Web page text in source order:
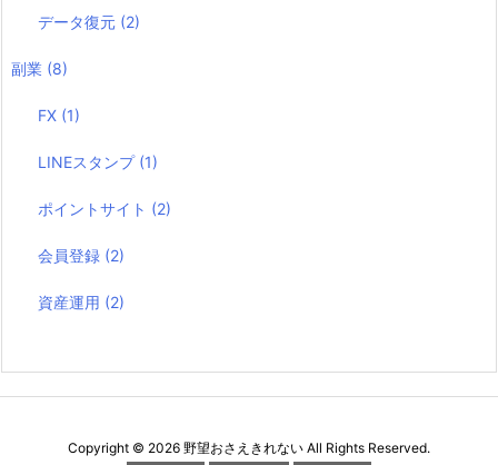
データ復元 (2)
副業 (8)
FX (1)
LINEスタンプ (1)
ポイントサイト (2)
会員登録 (2)
資産運用 (2)
Copyright © 2026 野望おさえきれない All Rights Reserved.